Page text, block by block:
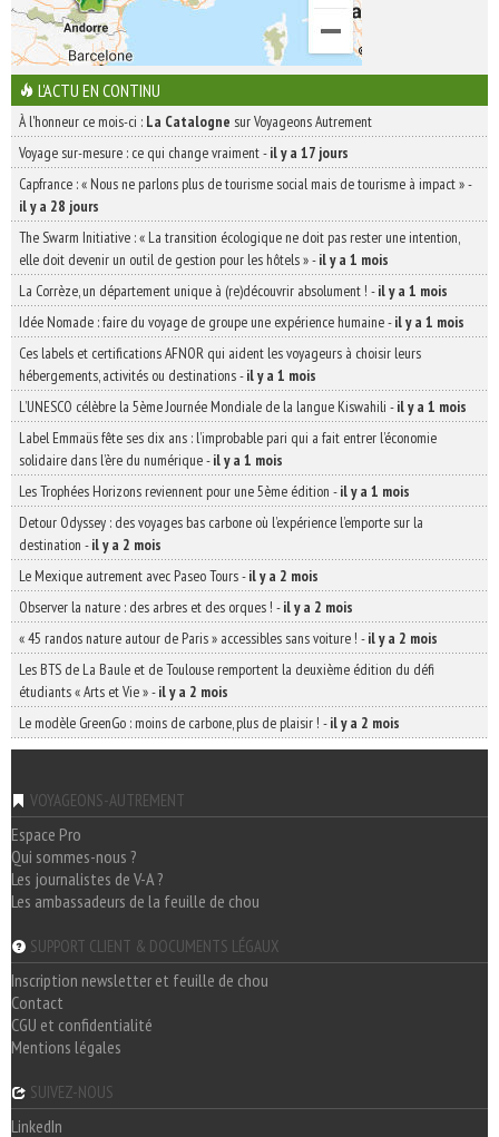
L'ACTU EN CONTINU
À l'honneur ce mois-ci : La Catalogne sur Voyageons Autrement
Voyage sur-mesure : ce qui change vraiment-il y a 17 jours
Capfrance : « Nous ne parlons plus de tourisme social mais de tourisme à impact »-
il y a 28 jours
The Swarm Initiative : « La transition écologique ne doit pas rester une intention,
elle doit devenir un outil de gestion pour les hôtels »-il y a 1 mois
La Corrèze, un département unique à (re)découvrir absolument ! -il y a 1 mois
Idée Nomade : faire du voyage de groupe une expérience humaine-il y a 1 mois
Ces labels et certifications AFNOR qui aident les voyageurs à choisir leurs
hébergements, activités ou destinations-il y a 1 mois
L’UNESCO célèbre la 5ème Journée Mondiale de la langue Kiswahili -il y a 1 mois
Label Emmaüs fête ses dix ans : l’improbable pari qui a fait entrer l’économie
solidaire dans l’ère du numérique-il y a 1 mois
Les Trophées Horizons reviennent pour une 5ème édition -il y a 1 mois
Detour Odyssey : des voyages bas carbone où l’expérience l’emporte sur la
destination -il y a 2 mois
Le Mexique autrement avec Paseo Tours-il y a 2 mois
Observer la nature : des arbres et des orques ! -il y a 2 mois
« 45 randos nature autour de Paris » accessibles sans voiture ! -il y a 2 mois
Les BTS de La Baule et de Toulouse remportent la deuxième édition du défi
étudiants « Arts et Vie »-il y a 2 mois
Le modèle GreenGo : moins de carbone, plus de plaisir ! -il y a 2 mois
VOYAGEONS-AUTREMENT
Espace Pro
Qui sommes-nous ?
Les journalistes de V-A ?
Les ambassadeurs de la feuille de chou
SUPPORT CLIENT & DOCUMENTS LÉGAUX
Inscription newsletter et feuille de chou
Contact
CGU et confidentialité
Mentions légales
SUIVEZ-NOUS
LinkedIn